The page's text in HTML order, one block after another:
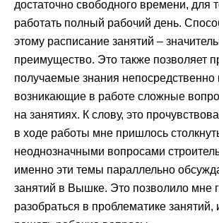
достаточно свободного времени, для
работать полный рабочий день.
этому расписание занятий –
преимущество. Это также позволяет
получаемые знания непосредственно
возникающие в работе сложные
на занятиях. К слову, это
в ходе работы мне пришлось
неоднозначными вопросами
именно эти темы параллельно
занятий в Вышке. Это позволило мне
разобраться в проблематике